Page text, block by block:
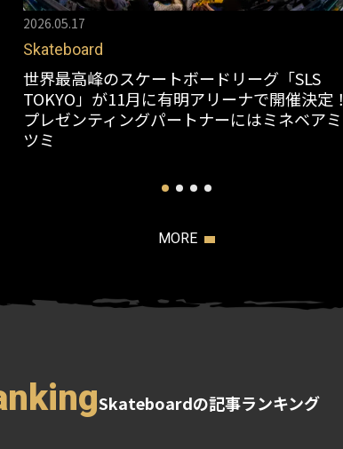
2026.05.17
Skateboard
世界最高峰のスケートボードリーグ「SLS
TOKYO」が11月に有明アリーナで開催決定！
プレゼンティングパートナーにはミネベアミ
ツミ
MORE
Skateboardの記事ランキング